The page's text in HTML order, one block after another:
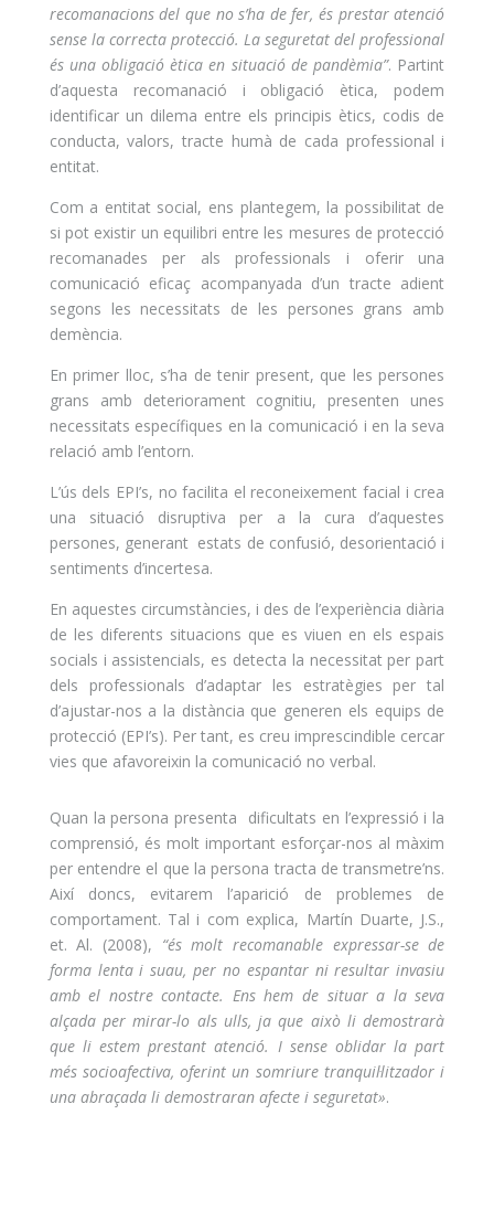
recomanacions del que no s’ha de fer, és prestar atenció
sense la correcta protecció. La seguretat del professional
és una obligació ètica en situació de pandèmia”. Partint
d’aquesta recomanació i obligació ètica, podem
identificar un dilema entre els principis ètics, codis de
conducta, valors, tracte humà de cada professional i
entitat.
Com a entitat social, ens plantegem, la possibilitat de
si pot existir un equilibri entre les mesures de protecció
recomanades per als professionals i oferir una
comunicació eficaç acompanyada d’un tracte adient
segons les necessitats de les persones grans amb
demència.
En primer lloc, s’ha de tenir present, que les persones
grans amb deteriorament cognitiu, presenten unes
necessitats específiques en la comunicació i en la seva
relació amb l’entorn.
L’ús dels EPI’s, no facilita el reconeixement facial i crea
una situació disruptiva per a la cura d’aquestes
persones, generant estats de confusió, desorientació i
sentiments d’incertesa.
En aquestes circumstàncies, i des de l’experiència diària
de les diferents situacions que es viuen en els espais
socials i assistencials, es detecta la necessitat per part
dels professionals d’adaptar les estratègies per tal
d’ajustar-nos a la distància que generen els equips de
protecció (EPI’s). Per tant, es creu imprescindible cercar
vies que afavoreixin la comunicació no verbal.
Quan la persona presenta dificultats en l’expressió i la
comprensió, és molt important esforçar-nos al màxim
per entendre el que la persona tracta de transmetre’ns.
Així doncs, evitarem l’aparició de problemes de
comportament. Tal i com explica, Martín Duarte, J.S.,
et. Al. (2008), “és molt recomanable expressar-se de
forma lenta i suau, per no espantar ni resultar invasiu
amb el nostre contacte. Ens hem de situar a la seva
alçada per mirar-lo als ulls, ja que això li demostrarà
que li estem prestant atenció. I sense oblidar la part
més socioafectiva, oferint un somriure tranquil·litzador i
una abraçada li demostraran afecte i seguretat».